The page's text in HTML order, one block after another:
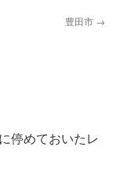
豊田市 →
停めておいたレ